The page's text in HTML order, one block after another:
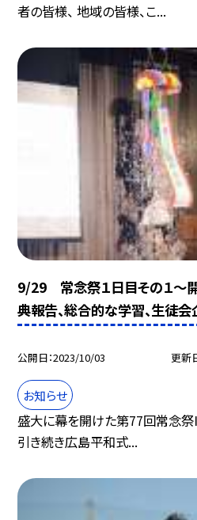
者の皆様、 地域の皆様、こ...
9/29 常念祭１日目その１〜
典報告、総合的な学習、生徒
公開日 2023/10/03 更新
お知らせ
盛大に幕を開けた第77回常念
引き続き広島平和式...